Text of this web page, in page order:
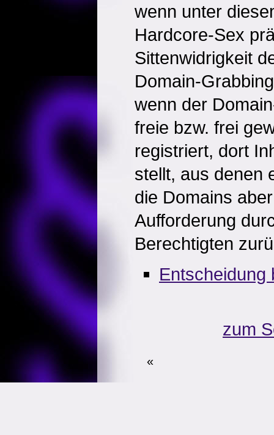
wenn unter
Hardcore-Sex
Sittenwidrigkeit
Domain-
wenn der
freie bzw. frei
registriert, dort
stellt, aus denen
die Domains
Aufforderung
Berechtigten
Entscheidung
zum
«